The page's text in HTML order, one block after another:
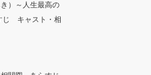
）～人生最高の
じ キャスト・相